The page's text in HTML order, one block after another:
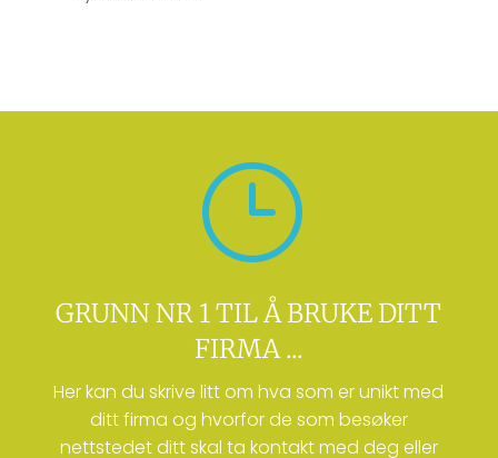
}
GRUNN NR 1 TIL Å BRUKE DITT
FIRMA ...
Her kan du skrive litt om hva som er unikt med
ditt firma og hvorfor de som besøker
nettstedet ditt skal ta kontakt med deg eller